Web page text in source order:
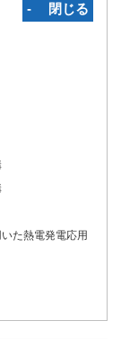
‐ 閉じる
た熱電発電応用